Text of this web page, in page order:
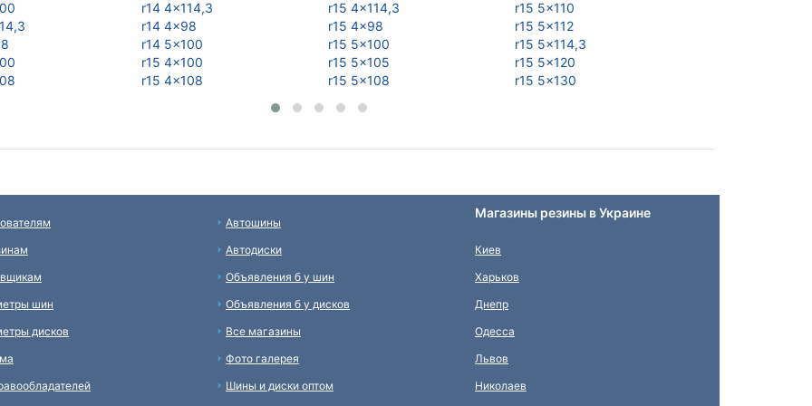
r14 4x114,3
r14 4x98
r14 5x100
r15 4x100
r15 4x108
r15 4x114,3
r15 4x98
r15 5x100
r15 5x105
r15 5x108
r15 5x110
r15 5x112
r15 5x114,3
r15 5x120
r15 5x130
шин
дисков
Автошины
Автодиски
Объявления б у шин
Объявления б у дисков
Все магазины
Фото галерея
Шины и диски оптом
Магазины резины в Украине
Киев
Харьков
Днепр
Одесса
Львов
Николаев